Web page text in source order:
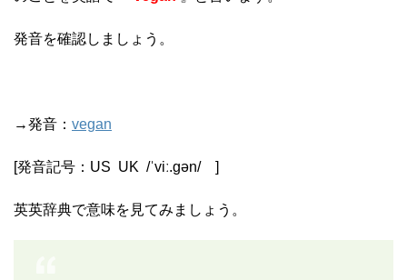
発音を確認しましょう。
→発音： vegan
[発音記号： US UK /ˈviː.ɡən/]
英英辞典で意味を見てみましょう。